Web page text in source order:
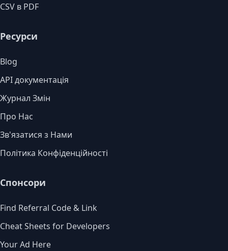
CSV в PDF
Ресурси
Blog
API документація
Журнал Змін
Про Нас
Зв'язатися з Нами
Політика Конфіденційності
Спонсори
Find Referral Code & Link
Cheat Sheets for Developers
Your Ad Here